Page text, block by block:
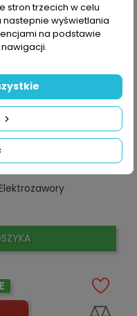
stron trzecich w celu
nastepnie wyświetlania
na podstawie